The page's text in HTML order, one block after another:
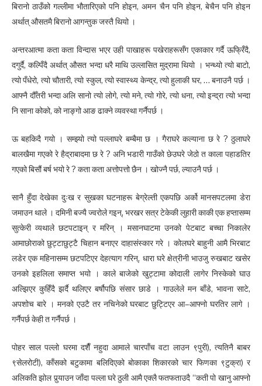
बिरानो ठाउँको गल्लीमा भौतारिएको पनि होइन, अमन चैन पनि होइन, बेचैन पनि होइन
अर्थात् औसतमै बिरानो आगन्तुक जस्तै थियो ।
अन्तरआत्मा कता कता विन्दास भएर उही पाखाहरू पखेराहरूसँग एकाकार गर्दै ऊफ्रिँदै,
दगुर्दै, कल्पिँदै अर्थात् औसत भन्दा धरै माथि उल्लासित मुद्रामा थियो । भन्थ्यो त्यो बाटो,
त्यो पँधेरो, त्यो चौतारी, त्यो स्कुल, त्यो स्वास्थ्य केन्द्र, त्यो हुलाकी घर, … बनाउनै पर्छ ।
आफ्नै दौँतरी भन्दा अलि सानो त्यो लोगे, त्यो मने, त्यो गोरे, त्यो धना, त्यो इन्द्रा त्यो भन्दा
नि साना कोको, को नाङ्गो आङ ढाक्ने व्यवस्था गर्नैपर्छ ।
ऊ बहकिदै गयो । सम्झ्यो त्यो पल्लाघरे बम्बैमा छ । गैराघरे कल्याना छ रे ? ठुलाघरे
बालखैमा गएको रे हैद्राबादमा छ रे ? अनि भडारी गाउँको छेउघरे जेठो त काला पहाडतिर
गएको बिसौं बर्ष भयो रे ? कता कता अत्तोपत्तो छैन । खोज्नै पर्छ, ल्याउनै पर्छ ।
सानै हुँदा देखेका दुःख र सुखका घटनाहरू बेग्रेल्ती एकपछि अर्को मानसपटलमा डेरा
जमाउन थाले । दमिनी बज्यै ज्वरोले गइन्, भरखर सत्र टेकेकी लुहारी काकी एक हप्तासम्म
सुत्केरी व्यथाले छटपटाइन् र मरिन् । मसानघाटमा उनको पेटबाट बच्चा निकालेर
आमाछोराको छुट्टाछुट्टै चिहान बनाएर दाहासंस्कार गरे । कोलघरे बाहुनी आमै भिरबाट
लडेर एक महिनासम्म छटपटिएर देहत्याग गरिन्, धारा घरे क्षेत्रीनी भाउजु रुखबाट खसेर
उनको इहलिला समाप्त भयो । काले बाजेको खुट्टामा कोदाली लागेर निस्केको घाउ
अल्झिएर कुहिँदै झर्दै थलिएर बर्षौपछि संसार छाडे । गाउलेले मन बाँडे, भावना साटे,
अपशोच बारे । मनको एउटै तर नचिनेको घरबाट छुट्टिएर आ–आफ्नो घरतिर लागे ।
गर्नैपर्छ केही त गर्नैपर्छ ।
पोहर साल पल्लो घरमा दशैँ नहुदा आमाले चारपाँच वटा लाउन ९पुरी), त्यतिनै बाबर
९सेलरोटी), काँसको बटुकामा बलिदिएको बोकाका शिकारको चार फिणका ९टुक्रा) र
अलिकति झोल पुर्‍याउन जाँदा पल्ला घरे ठुली आमै एक्लै फतफताउदै “कती पो खानु आफ्नो